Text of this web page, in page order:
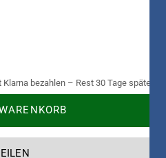
bezahlen – Rest 30 Tage später.